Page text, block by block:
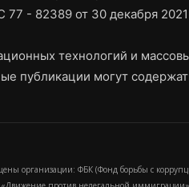
- 82389 от 30 декабря
технологий и
публикации могут
организации: ФБК (Фонд борьбы с